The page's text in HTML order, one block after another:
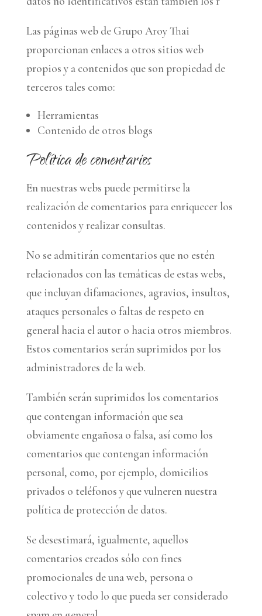
Las páginas web de Grupo Aroy Thai
proporcionan enlaces a otros sitios web
propios y a contenidos que son propiedad de
terceros tales como:
Herramientas
Contenido de otros blogs
Política de comentarios
En nuestras webs puede permitirse la
realización de comentarios para enriquecer los
contenidos y realizar consultas.
No se admitirán comentarios que no estén
relacionados con las temáticas de estas webs,
que incluyan difamaciones, agravios, insultos,
ataques personales o faltas de respeto en
general hacia el autor o hacia otros miembros.
Estos comentarios serán suprimidos por los
administradores de la web.
También serán suprimidos los comentarios
que contengan información que sea
obviamente engañosa o falsa, así como los
comentarios que contengan información
personal, como, por ejemplo, domicilios
privados o teléfonos y que vulneren nuestra
política de protección de datos.
Se desestimará, igualmente, aquellos
comentarios creados sólo con fines
promocionales de una web, persona o
colectivo y todo lo que pueda ser considerado